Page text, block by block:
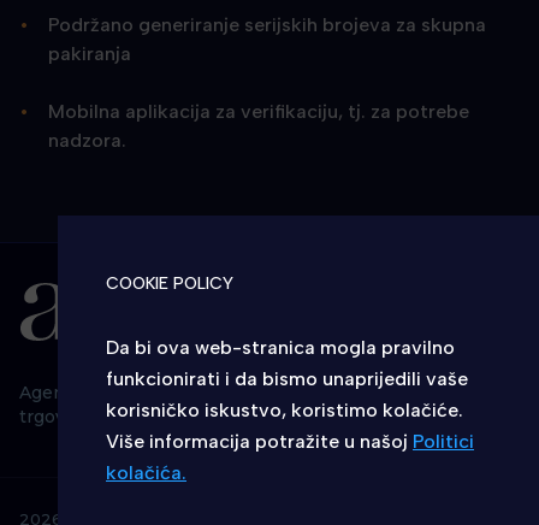
Podržano generiranje serijskih brojeva za skupna
pakiranja
Mobilna aplikacija za verifikaciju, tj. za potrebe
nadzora.
Agencija za komercijalnu djelatnost proizvodno, uslužno i
trgovačko d.o.o., Savska cesta 31, HR - 10000 Zagreb
2026 © AKD - Sva prava pridržana
COOKIE POLICY
Da bi ova web-stranica mogla pravilno
funkcionirati i da bismo unaprijedili vaše
korisničko iskustvo, koristimo kolačiće.
Više informacija potražite u našoj Politici
kolačića.